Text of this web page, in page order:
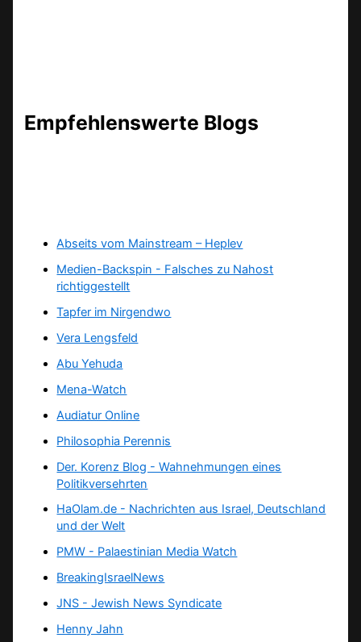
Empfehlenswerte Blogs
Abseits vom Mainstream – Heplev
Medien-Backspin - Falsches zu Nahost
richtiggestellt
Tapfer im Nirgendwo
Vera Lengsfeld
Abu Yehuda
Mena-Watch
Audiatur Online
Philosophia Perennis
Der. Korenz Blog - Wahnehmungen eines
Politikversehrten
HaOlam.de - Nachrichten aus Israel, Deutschland
und der Welt
PMW - Palaestinian Media Watch
BreakingIsraelNews
JNS - Jewish News Syndicate
Henny Jahn